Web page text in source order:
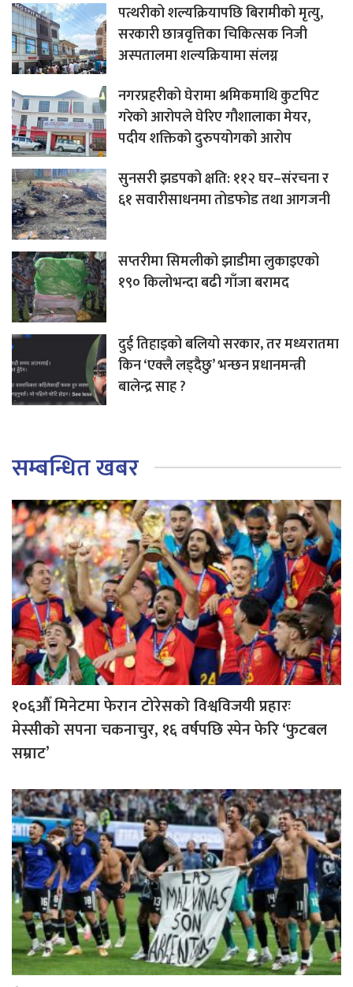
पत्थरीको शल्यक्रियापछि बिरामीको मृत्यु,
सरकारी छात्रवृत्तिका चिकित्सक निजी
अस्पतालमा शल्यक्रियामा संलग्न
नगरप्रहरीको घेरामा श्रमिकमाथि कुटपिट
गरेको आरोपले घेरिए गौशालाका मेयर,
पदीय शक्तिको दुरुपयोगको आरोप
सुनसरी झडपको क्षति: ११२ घर–संरचना र
६१ सवारीसाधनमा तोडफोड तथा आगजनी
सप्तरीमा सिमलीको झाडीमा लुकाइएको
१९० किलोभन्दा बढी गाँजा बरामद
दुई तिहाइको बलियो सरकार, तर मध्यरातमा
किन ‘एक्लै लड्दैछु’ भन्छन प्रधानमन्त्री
बालेन्द्र साह ?
सम्बन्धित खबर
१०६औँ मिनेटमा फेरान टोरेसको विश्वविजयी प्रहारः
मेस्सीको सपना चकनाचुर, १६ वर्षपछि स्पेन फेरि ‘फुटबल
सम्राट’